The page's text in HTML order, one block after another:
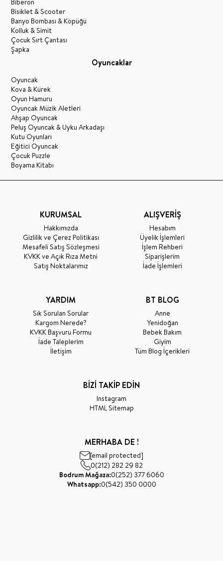
Biberon
Bisiklet & Scooter
Banyo Bombası & Köpüğü
Kolluk & Simit
Çocuk Sırt Çantası
Şapka
Oyuncaklar
Oyuncak
Kova & Kürek
Oyun Hamuru
Oyuncak Müzik Aletleri
Ahşap Oyuncak
Peluş Oyuncak & Uyku Arkadaşı
Kutu Oyunları
Eğitici Oyuncak
Çocuk Puzzle
Boyama Kitabı
KURUMSAL
Hakkımızda
Gizlilik ve Çerez Politikası
Mesafeli Satış Sözleşmesi
KVKK ve Açık Rıza Metni
Satış Noktalarımız
ALIŞVERİŞ
Hesabım
Üyelik İşlemleri
İşlem Rehberi
Siparişlerim
İade İşlemleri
YARDIM
Sık Sorulan Sorular
Kargom Nerede?
KVKK Başvuru Formu
İade Taleplerim
İletişim
BT BLOG
Anne
Yenidoğan
Bebek Bakım
Giyim
Tüm Blog İçerikleri
BİZİ TAKİP EDİN
Instagram
HTML Sitemap
MERHABA DE !
[email protected]
0(212) 282 29 82
Bodrum Mağaza:0(252) 377 6060
Whatsapp:0(542) 350 0000